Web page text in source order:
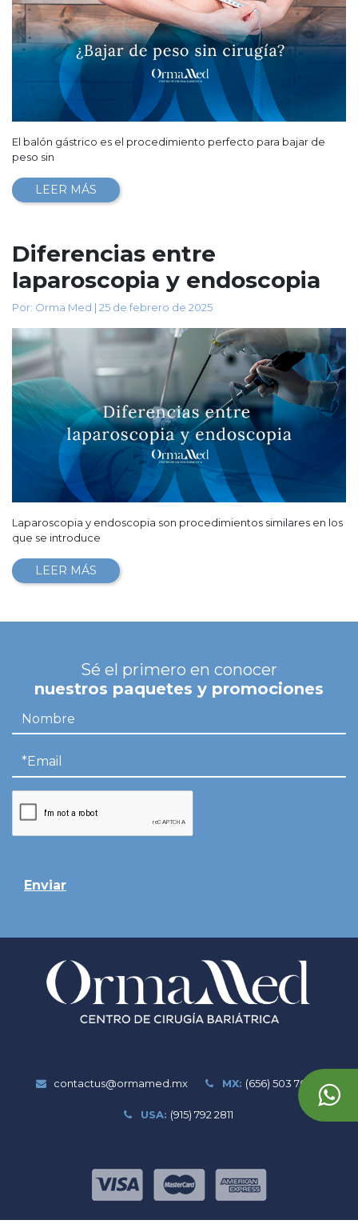
El balón gástrico es el procedimiento perfecto para bajar de
peso sin
LEER MÁS
Diferencias entre
laparoscopia y endoscopia
Por: Orma Med | 25 de febrero de 2025
Laparoscopia y endoscopia son procedimientos similares en los
que se introduce
LEER MÁS
Sé el primero en conocer
nuestros paquetes y promociones
Enviar
contactus@ormamed.mx MX: (656) 503 7020
USA: (915) 792 2811